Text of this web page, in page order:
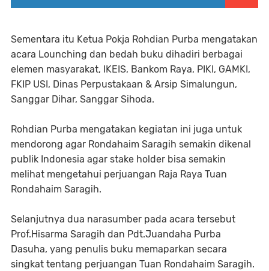
Sementara itu Ketua Pokja Rohdian Purba mengatakan
acara Lounching dan bedah buku dihadiri berbagai
elemen masyarakat, IKEIS, Bankom Raya, PIKI, GAMKI,
FKIP USI, Dinas Perpustakaan & Arsip Simalungun,
Sanggar Dihar, Sanggar Sihoda.
Rohdian Purba mengatakan kegiatan ini juga untuk
mendorong agar Rondahaim Saragih semakin dikenal
publik Indonesia agar stake holder bisa semakin
melihat mengetahui perjuangan Raja Raya Tuan
Rondahaim Saragih.
Selanjutnya dua narasumber pada acara tersebut
Prof.Hisarma Saragih dan Pdt.Juandaha Purba
Dasuha, yang penulis buku memaparkan secara
singkat tentang perjuangan Tuan Rondahaim Saragih.